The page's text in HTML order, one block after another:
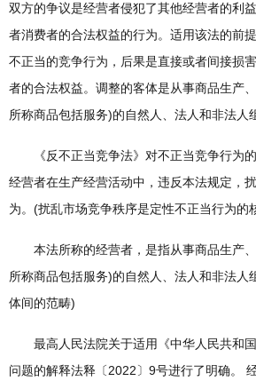
双方的争议是经营者侵犯了其他经营者的利
者消费者的合法权益的行为。适用该法的前
不正当的竞争行为，后果是直接或者间接损
者的合法权益。调整的客体是从事商品生产
所称商品包括服务)的自然人、法人和非法人
《反不正当竞争法》对不正当竞争行为的
经营者在生产经营活动中，违反本法规定，
为。(扰乱市场竞争秩序是定性不正当行为的
本法所称的经营者，是指从事商品生产、
所称商品包括服务)的自然人、法人和非法人
体间的范畴)
最高人民法院关于适用《中华人民共和国
问题的解释法释〔2022〕9号进行了明确。